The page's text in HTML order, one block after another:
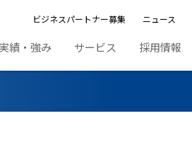
績・強み サービス 採用情報
ビジネスパートナー募集 ニュース